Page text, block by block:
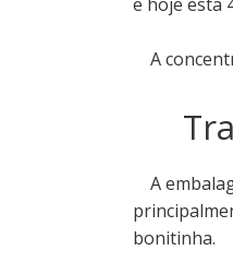
A
A
bonitinha.